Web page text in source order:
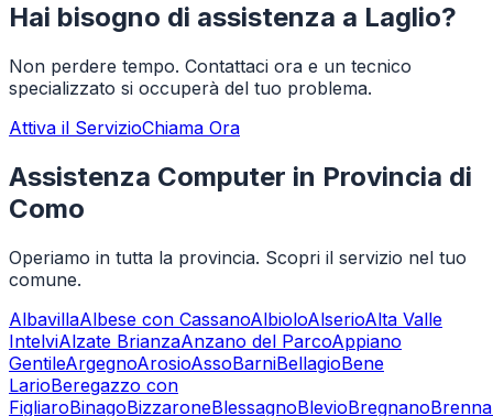
Hai bisogno di assistenza a Laglio?
Non perdere tempo. Contattaci ora e un tecnico
specializzato si occuperà del tuo problema.
Attiva il ServizioChiama Ora
Assistenza Computer in Provincia di
Como
Operiamo in tutta la provincia. Scopri il servizio nel tuo
comune.
AlbavillaAlbese con CassanoAlbioloAlserioAlta Valle
IntelviAlzate BrianzaAnzano del ParcoAppiano
GentileArgegnoArosioAssoBarniBellagioBene
LarioBeregazzo con
FigliaroBinagoBizzaroneBlessagnoBlevioBregnanoBrenna